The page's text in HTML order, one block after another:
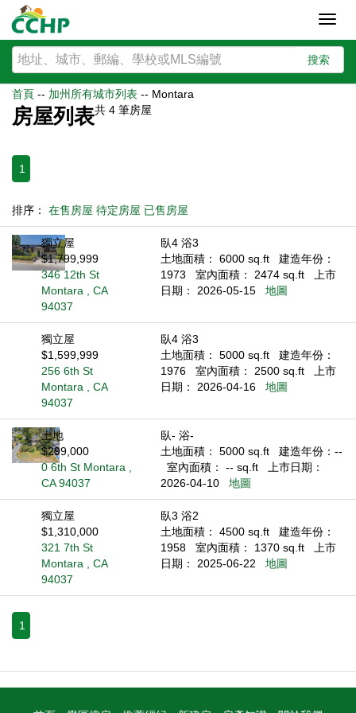
搜索
首頁 -- 加州所有城市列表 -- Montara
房屋列表共 4 筆房屋
1
排序： 在售房屋 待定房屋 已售房屋
獨立屋
$1,799,999
346 12th St
Montara , CA
94037
臥4 浴3
土地面積： 6000 sq.ft
建造年份：
1973
室內面積： 2474 sq.ft
上市
日期： 2026-05-15
地圖
獨立屋
$1,599,999
256 6th St
Montara , CA
94037
臥4 浴3
土地面積： 5000 sq.ft
建造年份：
1976
室內面積： 2500 sq.ft
上市
日期： 2026-04-16
地圖
土地
$299,000
0 6th St Montara ,
CA 94037
臥- 浴-
土地面積： 5000 sq.ft
建造年份：--
室內面積： -- sq.ft
上市日期：
2026-04-10
地圖
獨立屋
$1,310,000
321 7th St
Montara , CA
94037
臥3 浴2
土地面積： 4500 sq.ft
建造年份：
1958
室內面積： 1370 sq.ft
上市
日期： 2025-06-22
地圖
1